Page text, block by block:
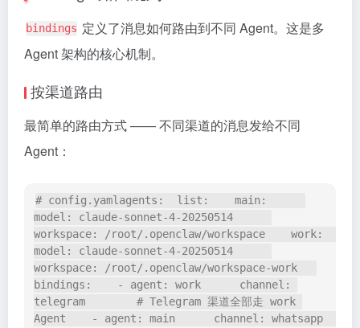
bindings 定义了消息如何路由到不同 Agent。这是多
Agent 架构的核心机制。
按渠道路由
最简单的路由方式 —— 不同渠道的消息发给不同
Agent：
# config.yamlagents:  list:    main:
model: claude-sonnet-4-20250514
workspace: /root/.openclaw/workspace    work:
model: claude-sonnet-4-20250514
workspace: /root/.openclaw/workspace-work
bindings:    - agent: work      channel:
telegram        # Telegram 渠道全部走 work
Agent    - agent: main      channel: whatsapp